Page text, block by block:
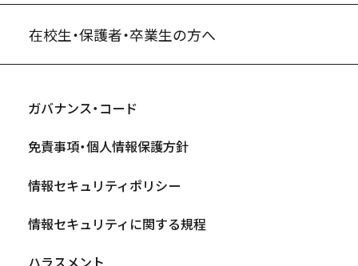
在校生・保護者・卒業生の方へ
ガバナンス・コード
免責事項・個人情報保護方針
情報セキュリティポリシー
情報セキュリティに関する規程
ハラスメント